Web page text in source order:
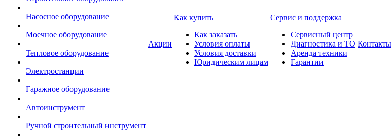
Насосное оборудование
Моечное оборудование
Тепловое оборудование
Электростанции
Гаражное оборудование
Автоинструмент
Ручной строительный инструмент
Акции
Как купить
Как заказать
Условия оплаты
Условия доставки
Юридическим лицам
Сервис и поддержка
Сервисный центр
Диагностика и ТО
Аренда техники
Гарантии
Контакты